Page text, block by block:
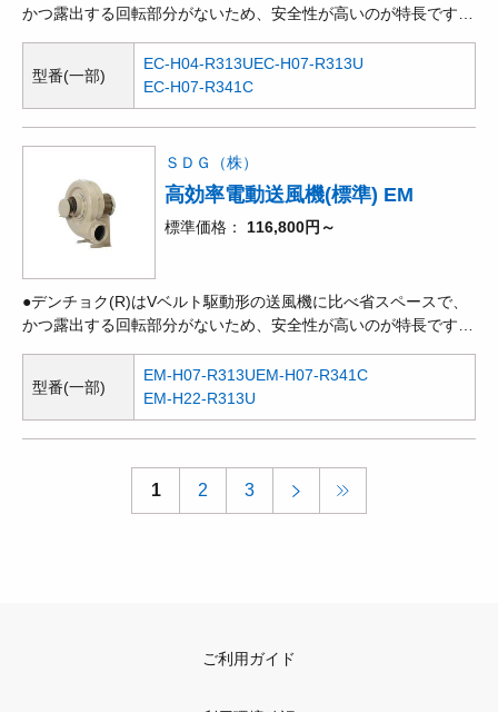
かつ露出する回転部分がないため、安全性が高いのが特長です。
め、効率も良く、騒音も低い値になります。風量、静圧とも高範
囲に使用できます。ターボでシロッコ領域までカバーしていま
す。●産業用機器や装置などへの組み付け時の作業性の良さ、使
いやすさ等、多用途を目的として開発された電動送風機です。吸
気温度60℃迄の連続安定運転を可能にし、吸引気体の水分の軸受
への侵入を防ぎ、又、微細な粉じんの混入をガ
型番(一部)
EC-H04-R313UEC-H07-R313U
EC-H07-R341C
ＳＤＧ（株）
高効率電動送風機(標準) EM
標準価格 116,800円～
●デンチョク(R)はVベルト駆動形の送風機に比べ省スペースで、
かつ露出する回転部分がないため、安全性が高いのが特長です。
を得るには最も小形ですが、ターボ、エアホイルなどと比べ、効
率が低く、騒音も高くなります。●産業用機器や装置などへの組
み付け時の作業性の良さ、使いやすさ等、多用途を目的として開
発された電動送風機です。吸気温度60℃迄の連続安定運転を可能
にし、吸引気体の水分の軸受への侵入を防ぎ、又、微細な粉じん
の混入をガードした高品質設計です。●標準
型番(一部)
EM-H07-R313UEM-H07-R341C
EM-H22-R313U
1 2 3
ご利用ガイド